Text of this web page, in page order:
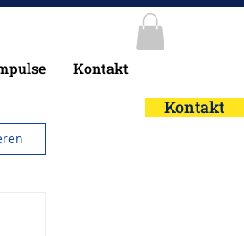
Kontakt
Kontakt